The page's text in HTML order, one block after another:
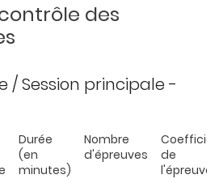
des
/ Session principale -
Durée
(en
minutes)
Nombre
d'épreuves
de
l'épreuve